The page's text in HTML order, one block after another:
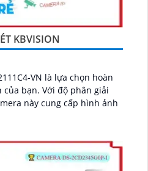
KBVISION
VN là lựa chọn hoàn
độ phân giải
này cung cấp hình ảnh